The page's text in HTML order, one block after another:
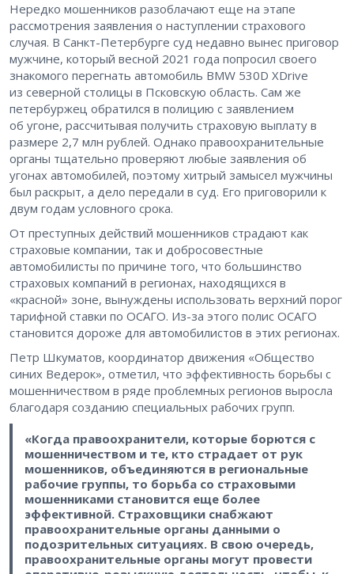
Нередко мошенников разоблачают еще на этапе
рассмотрения заявления о наступлении страхового
случая. В Санкт-Петербурге суд недавно вынес приговор
мужчине, который весной 2021 года попросил своего
знакомого перегнать автомобиль BMW 530D XDrive
из северной столицы в Псковскую область. Сам же
петербуржец обратился в полицию с заявлением
об угоне, рассчитывая получить страховую выплату в
размере 2,7 млн рублей. Однако правоохранительные
органы тщательно проверяют любые заявления об
угонах автомобилей, поэтому хитрый замысел мужчины
был раскрыт, а дело передали в суд. Его приговорили к
двум годам условного срока.
От преступных действий мошенников страдают как
страховые компании, так и добросовестные
автомобилисты по причине того, что большинство
страховых компаний в регионах, находящихся в
«красной» зоне, вынуждены использовать верхний порог
тарифной ставки по ОСАГО. Из-за этого полис ОСАГО
становится дороже для автомобилистов в этих регионах.
Петр Шкуматов, координатор движения «Общество
синих Ведерок», отметил, что эффективность борьбы с
мошенничеством в ряде проблемных регионов выросла
благодаря созданию специальных рабочих групп.
«Когда правоохранители, которые борются с
мошенничеством и те, кто страдает от рук
мошенников, объединяются в региональные
рабочие группы, то борьба со страховыми
мошенниками становится еще более
эффективной. Страховщики снабжают
правоохранительные органы данными о
подозрительных ситуациях. В свою очередь,
правоохранительные органы могут провести